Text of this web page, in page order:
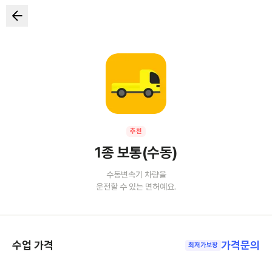
추천
1종 보통(수동)
수동변속기 차량을
운전할 수 있는 면허예요.
수업 가격 최저가보장 가격문의